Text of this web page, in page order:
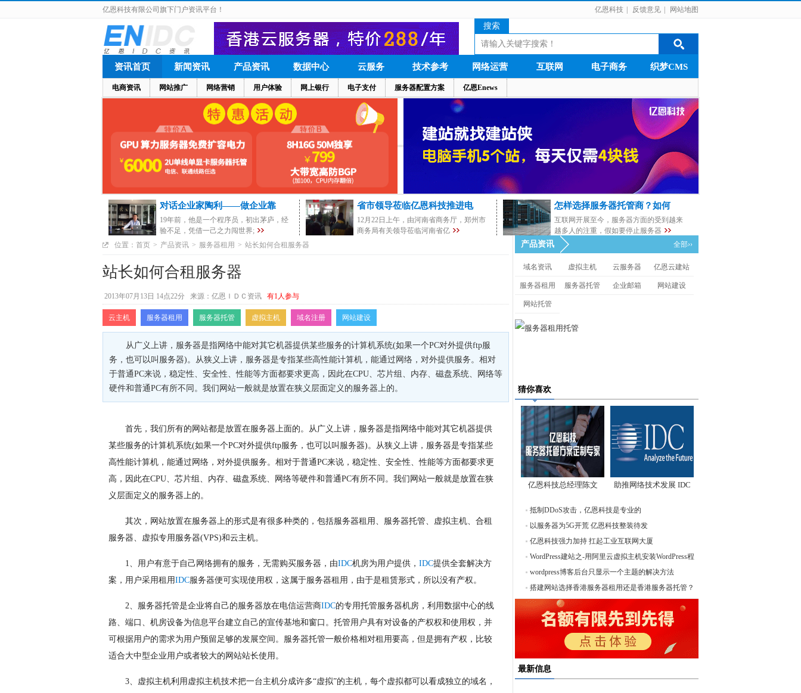
亿恩科技 反馈意见 网站地图
亿恩科技有限公司旗下门户资讯平台！
搜索
资讯首页
电商资讯 网站推广 网络营销 用户体验 网上银行 电子支付 服务器配置方案 亿恩Enews
新闻资讯 产品资讯 数据中心 云服务 技术参考 网络运营 互联网 电子商务 织梦CMS
对话企业家陶利——做企业靠
19年前，他是一个程序员，初出茅庐，经
验不足，凭借一己之力闯世界;
省市领导莅临亿恩科技推进电
12月22日上午，由河南省商务厅，郑州市
商务局有关领导莅临河南省亿
怎样选择服务器托管商？如何
互联网开展至今，服务器方面的受到越来
越多人的注重，假如要停止服务器
位置： 首页 > 产品资讯 > 服务器租用 > 站长如何合租服务器
站长如何合租服务器
2013年07月13日 14点22分 来源：亿恩ＩＤＣ资讯 有1人参与
云主机 服务器租用 服务器托管 虚拟主机 域名注册 网站建设
从广义上讲，服务器是指网络中能对其它机器提供某些服务的计算机系统(如果一个PC对外提供ftp服
务，也可以叫服务器)。从狭义上讲，服务器是专指某些高性能计算机，能通过网络，对外提供服务。相对
于普通PC来说，稳定性、安全性、性能等方面都要求更高，因此在CPU、芯片组、内存、磁盘系统、网络等
硬件和普通PC有所不同。我们网站一般就是放置在狭义层面定义的服务器上的。
首先，我们所有的网站都是放置在服务器上面的。从广义上讲，服务器是指网络中能对其它机器提供
某些服务的计算机系统(如果一个PC对外提供ftp服务，也可以叫服务器)。从狭义上讲，服务器是专指某些
高性能计算机，能通过网络，对外提供服务。相对于普通PC来说，稳定性、安全性、性能等方面都要求更
高，因此在CPU、芯片组、内存、磁盘系统、网络等硬件和普通PC有所不同。我们网站一般就是放置在狭
义层面定义的服务器上的。
其次，网站放置在服务器上的形式是有很多种类的，包括服务器租用、服务器托管、虚拟主机、合租
服务器、虚拟专用服务器(VPS)和云主机。
1、用户有意于自己网络拥有的服务，无需购买服务器，由IDC机房为用户提供， IDC提供全套解决方
案，用户采用租用IDC服务器便可实现使用权，这属于服务器租用，由于是租赁形式，所以没有产权。
2、服务器托管是企业将自己的服务器放在电信运营商IDC的专用托管服务器机房，利用数据中心的线
路、端口、机房设备为信息平台建立自己的宣传基地和窗口。托管用户具有对设备的产权权和使用权，并
可根据用户的需求为用户预留足够的发展空间。服务器托管一般价格相对租用要高，但是拥有产权，比较
适合大中型企业用户或者较大的网站站长使用。
3、虚拟主机利用虚拟主机技术把一台主机分成许多“虚拟”的主机，每个虚拟都可以看成独立的域名，
产品资讯 全部››
域名资讯 虚拟主机 云服务器 亿恩云建站
服务器租用 服务器托管 企业邮箱 网站建设
网站托管
猜你喜欢
亿恩科技总经理陈文
先
助推网络技术发展 IDC
抵制DDoS攻击，亿恩科技是专业的
以服务器为5G开荒 亿恩科技整装待发
亿恩科技强力加持 扛起工业互联网大厦
WordPress建站之-用阿里云虚拟主机安装WordPress程
序！
wordpress博客后台只显示一个主题的解决方法
搭建网站选择香港服务器租用还是香港服务器托管？
最新信息